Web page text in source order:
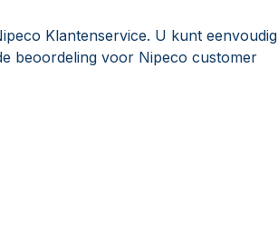
Klantenservice. U kunt eenvoudig
beoordeling voor Nipeco customer